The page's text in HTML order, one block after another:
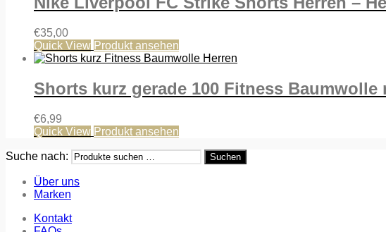
€35,00
Quick View Produkt ansehen
Shorts kurz gerade 100 Fitness Baumwolle
€6,99
Quick View Produkt ansehen
Suche nach: Suchen
Über uns
Marken
Kontakt